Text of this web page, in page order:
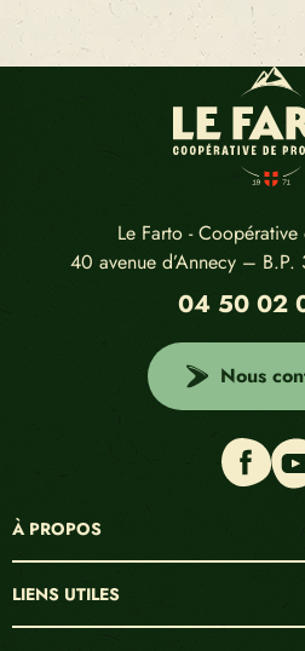
Le Farto -
40 avenue d’Annecy –
04 50 02
Nous
À PROPOS
La coopérative
Nos producteurs
LIENS UTILES